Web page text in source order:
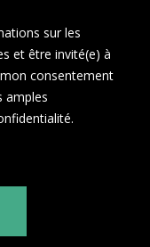
sur les
et être invité(e) à
consentement
amples